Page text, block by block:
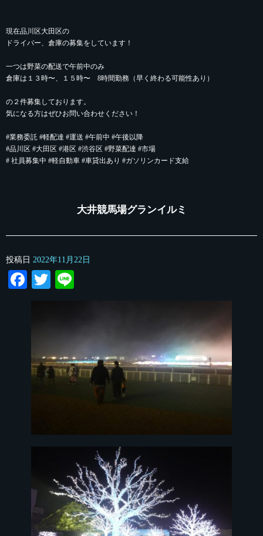
現在品川区大田区の
ドライバー、倉庫の募集をしています！
一つは野菜の配送で午前中のみ
倉庫は１３時〜、１５時〜 8時間勤務（早く終わる可能性あり）
の２件募集しております。
気になる方はぜひお問い合わせください！
#業務委託 #軽配達 #運送 #午前中 #午後以降
#品川区 #大田区 #港区 #渋谷区 #野菜配達 #市場
# 社員募集中 #軽自動車 #車貸出あり #ガソリンカード支給
大井競馬場グランイルミ
投稿日 2022年11月22日
Facebook
Twitter